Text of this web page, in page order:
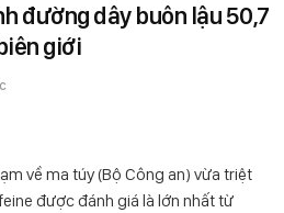
đường dây buôn lậu 50,7
giới
về ma túy (Bộ Công an) vừa triệt
được đánh giá là lớn nhất từ